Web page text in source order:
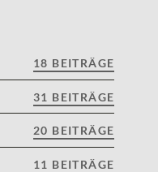
18 BEITRÄGE
31 BEITRÄGE
20 BEITRÄGE
11 BEITRÄGE